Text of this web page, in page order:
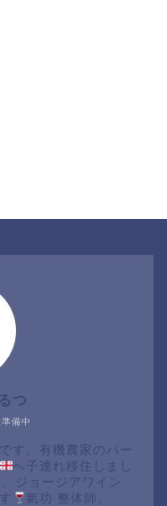
備中
つ
す。有機農家のパー
へ子連れ移住しまし
ジョージアワイン
氣功 整体師。